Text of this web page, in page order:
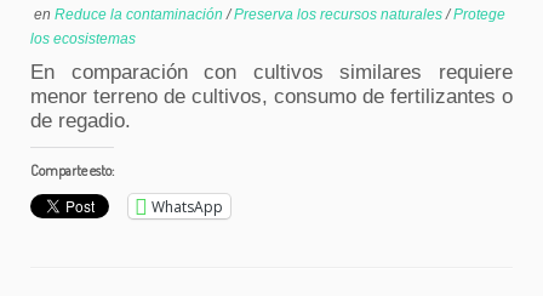
en Reduce la contaminación/Preserva los recursos naturales/Protege
los ecosistemas
En comparación con cultivos similares requiere
menor terreno de cultivos, consumo de fertilizantes o
de regadio.
Comparte esto:
WhatsApp